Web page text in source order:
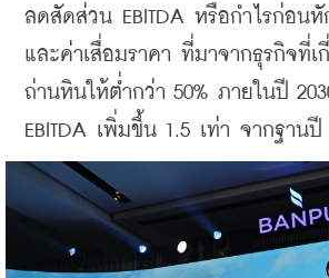
ลดสัดส่วน EBITDA หรือกำไรก่อน
และค่าเสื่อมราคา ที่มาจากธุรกิจที่เ
ถ่านหินให้ต่ำกว่า 50% ภายในปี
EBITDA เพิ่มขึ้น 1.5 เท่า จากฐานปี